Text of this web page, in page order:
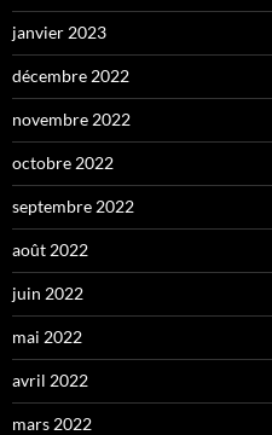
janvier 2023
décembre 2022
novembre 2022
octobre 2022
septembre 2022
août 2022
juin 2022
mai 2022
avril 2022
mars 2022